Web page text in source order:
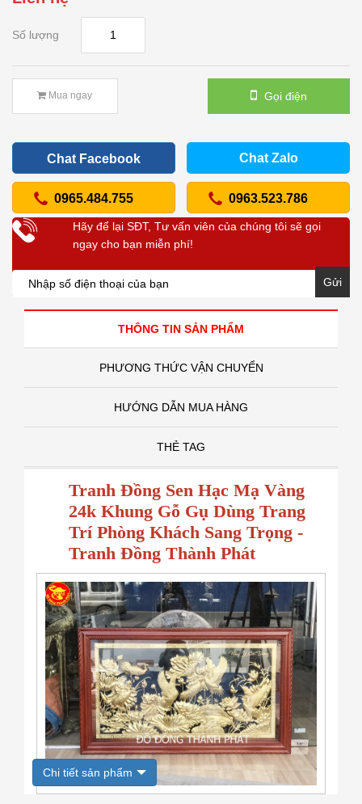
Số lượng
Mua ngay Gọi điện
Chat Facebook Chat Zalo
0965.484.755 0963.523.786
Hãy để lại SĐT, Tư vấn viên của chúng tôi sẽ gọi
ngay cho bạn miễn phí!
Gửi
THÔNG TIN SẢN PHẨM
PHƯƠNG THỨC VẬN CHUYỂN
HƯỚNG DẪN MUA HÀNG
THẺ TAG
Tranh Đồng Sen Hạc Mạ Vàng
24k Khung Gỗ Gụ Dùng Trang
Trí Phòng Khách Sang Trọng -
Tranh Đồng Thành Phát
Chi tiết sản phẩm